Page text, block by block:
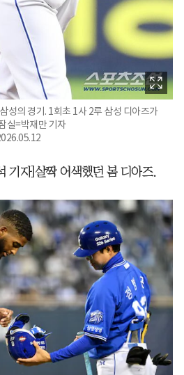
성의 경기. 1회초 1사 2루 삼성 디아즈가
실=박재만 기자
기자]살짝 어색했던 봄 디아즈.